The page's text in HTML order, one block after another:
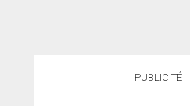
PUBLICITÉ